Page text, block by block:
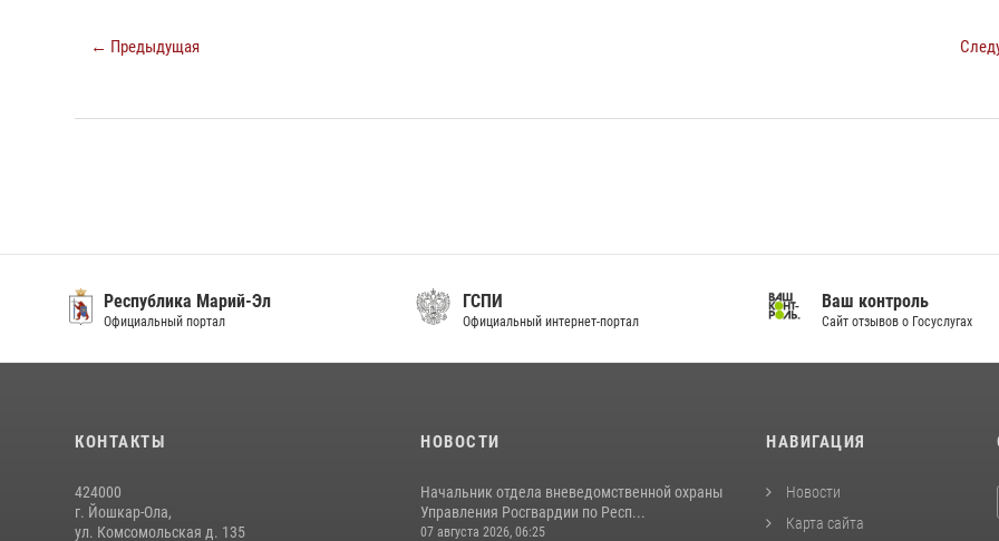
← Предыдущая
Республика Марий-Эл
Официальный портал
ГСПИ
Официальный интернет-портал
Ваш контроль
Сайт отзывов о Госуслугах
КОНТАКТЫ
424000
г. Йошкар-Ола,
ул. Комсомольская д. 135
НОВОСТИ
Начальник отдела вневедомственной охраны
Управления Росгвардии по Респ...
07 августа 2026, 06:25
НАВИГАЦИЯ
Новости
Карта сайта